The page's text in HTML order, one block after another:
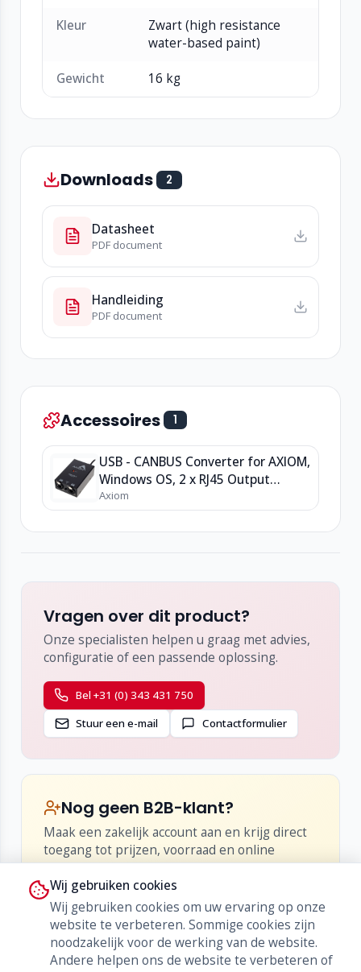
Kleur
Zwart (high resistance
water-based paint)
Gewicht 16 kg
Downloads 2
Datasheet
PDF document
Handleiding
PDF document
Accessoires 1
USB - CANBUS Converter for AXIOM,
Windows OS, 2 x RJ45 Output
connectors
Axiom
Vragen over dit product?
Onze specialisten helpen u graag met advies,
configuratie of een passende oplossing.
Bel +31 (0) 343 431 750
Stuur een e-mail
Contactformulier
Nog geen B2B-klant?
Maak een zakelijk account aan en krijg direct
toegang tot prijzen, voorraad en online
bestellen.
• Inzicht in netto-prijzen en kortingen
Live voorraad en levertijden
Bestellen, herbestellen en orderhistorie
Wij gebruiken cookies
Wij gebruiken cookies om uw ervaring op onze
website te verbeteren. Sommige cookies zijn
noodzakelijk voor de werking van de website.
Andere helpen ons de website te verbeteren of